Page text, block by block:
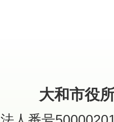
大和市役